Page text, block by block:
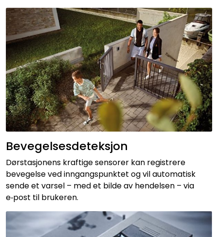
Bevegelsesdeteksjon
Dørstasjonens kraftige sensorer kan registrere
bevegelse ved inngangspunktet og vil automatisk
sende et varsel – med et bilde av hendelsen – via
e‑post til brukeren.